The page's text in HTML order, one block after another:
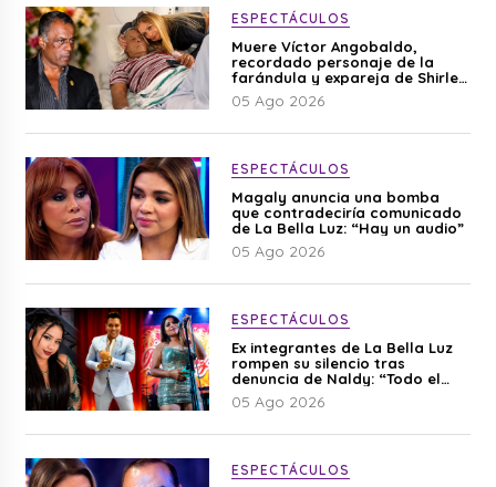
ESPECTÁCULOS
Muere Víctor Angobaldo,
recordado personaje de la
farándula y expareja de Shirley
Cherres
05 Ago 2026
ESPECTÁCULOS
Magaly anuncia una bomba
que contradeciría comunicado
de La Bella Luz: “Hay un audio”
05 Ago 2026
ESPECTÁCULOS
Ex integrantes de La Bella Luz
rompen su silencio tras
denuncia de Naldy: “Todo el
mundo lo sabía”
05 Ago 2026
ESPECTÁCULOS